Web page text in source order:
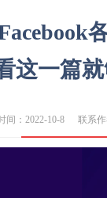
这一篇就
间：2022-10-8 联系作